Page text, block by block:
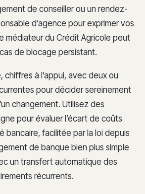
de conseiller ou un rendez-
d’agence pour exprimer vos
médiateur du Crédit Agricole peut
de blocage persistant.
chiffres à l’appui, avec deux ou
pour décider sereinement
changement. Utilisez des
pour évaluer l’écart de coûts
bancaire, facilitée par la loi depuis
de banque bien plus simple
un transfert automatique des
récurrents.